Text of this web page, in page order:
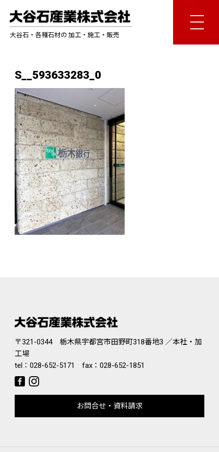
大谷石・各種石材の 加工・施工・販売
S__593633283_0
〒321-0344 栃木県宇都宮市田野町318番地3 ／本社・加
工場
tel： 028-652-5171 fax：028-652-1851
お問合せ・資料請求